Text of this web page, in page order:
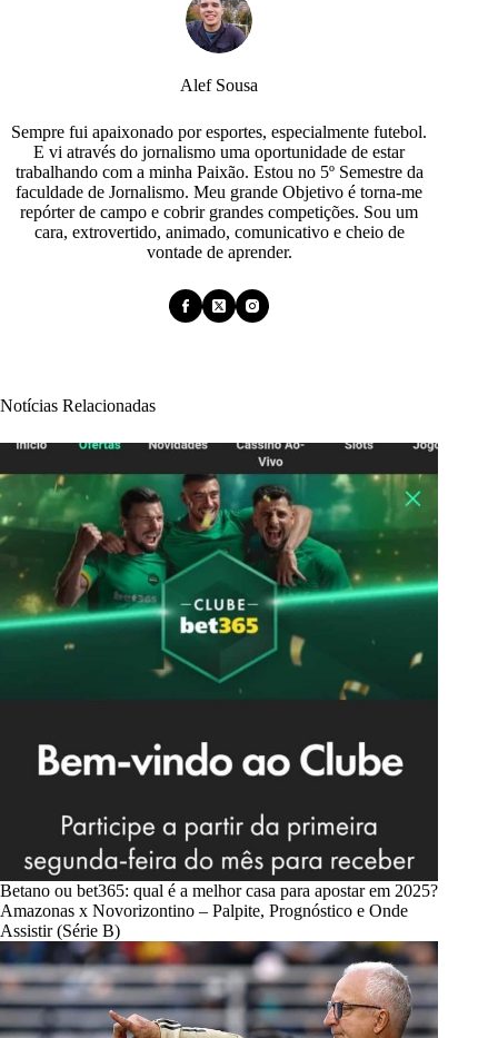
Alef Sousa
Sempre fui apaixonado por esportes, especialmente futebol.
E vi através do jornalismo uma oportunidade de estar
trabalhando com a minha Paixão. Estou no 5º Semestre da
faculdade de Jornalismo. Meu grande Objetivo é torna-me
repórter de campo e cobrir grandes competições. Sou um
cara, extrovertido, animado, comunicativo e cheio de
vontade de aprender.
Notícias Relacionadas
Betano ou bet365: qual é a melhor casa para apostar em 2025?
Amazonas x Novorizontino – Palpite, Prognóstico e Onde
Assistir (Série B)